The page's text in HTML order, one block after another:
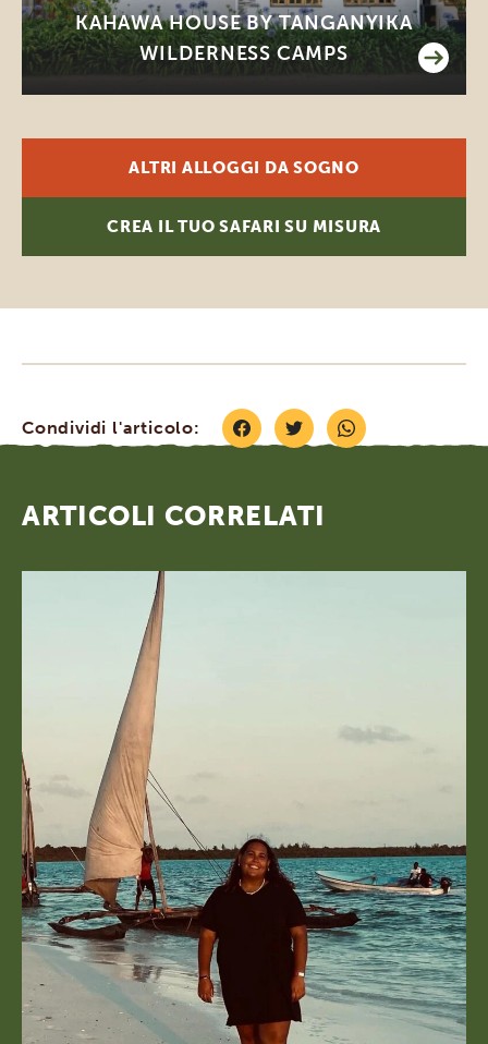
KAHAWA HOUSE BY TANGANYIKA
WILDERNESS CAMPS
ALTRI ALLOGGI DA SOGNO
CREA IL TUO SAFARI SU MISURA
Condividi l'articolo:
ARTICOLI CORRELATI